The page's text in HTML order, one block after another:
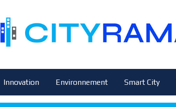
Innovation Environnement Smart City